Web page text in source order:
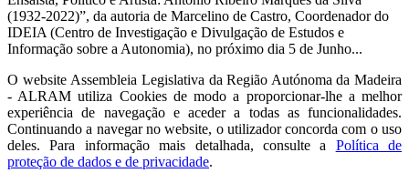
(1932-2022)”, da autoria de Marcelino de Castro, Coordenador do
IDEIA (Centro de Investigação e Divulgação de Estudos e
Informação sobre a Autonomia), no próximo dia 5 de Junho...
O website Assembleia Legislativa da Região Autónoma da Madeira
- ALRAM utiliza Cookies de modo a proporcionar-lhe a melhor
experiência de navegação e aceder a todas as funcionalidades.
Continuando a navegar no website, o utilizador concorda com o uso
deles. Para informação mais detalhada, consulte a
Política de
proteção de dados e de privacidade.